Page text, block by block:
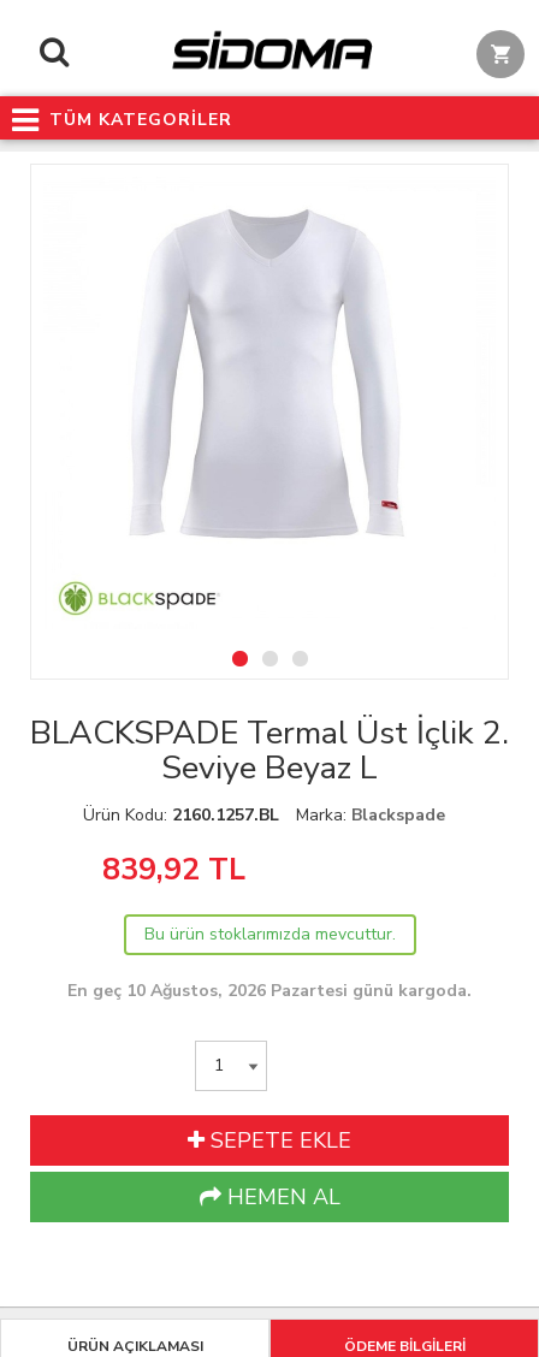
TÜM KATEGORİLER
BLACKSPADE Termal Üst İçlik 2.
Seviye Beyaz L
Ürün Kodu: 2160.1257.BL Marka: Blackspade
839,92 TL
Bu ürün stoklarımızda mevcuttur.
En geç 10 Ağustos, 2026 Pazartesi günü kargoda.
SEPETE EKLE
HEMEN AL
ÜRÜN AÇIKLAMASI ÖDEME BİLGİLERİ